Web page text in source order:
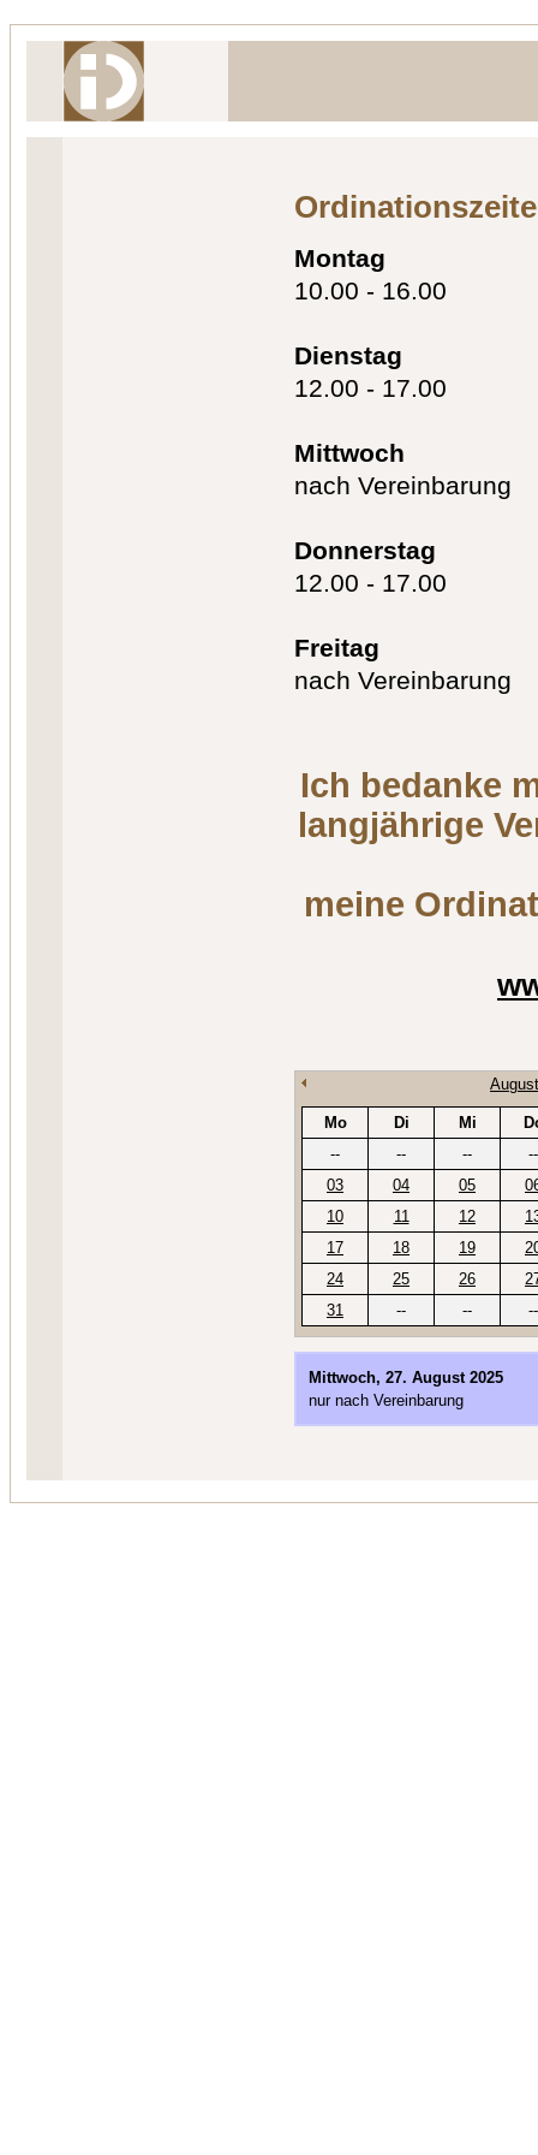
Montag
10.00 - 16.00
Dienstag
12.00 - 17.00
Mittwoch
nach Vereinbarung
Donnerstag
12.00 - 17.00
Freitag
nach Vereinbarung
Ich bedanke
langjährige
meine
Mo Di Mi
--
-- --
--
03
04 05
10
11 12
17
18 19
24
25 26
31
-- -- --
Mittwoch, 27. August 2025
nur nach Vereinbarung